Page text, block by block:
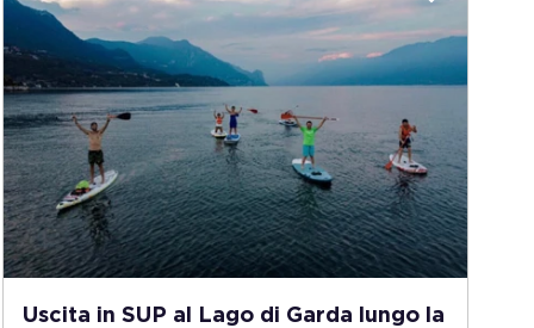
Uscita in SUP al Lago di Garda lungo la